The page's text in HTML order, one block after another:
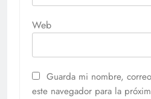
Web
Guarda mi nombre,
este navegador para la